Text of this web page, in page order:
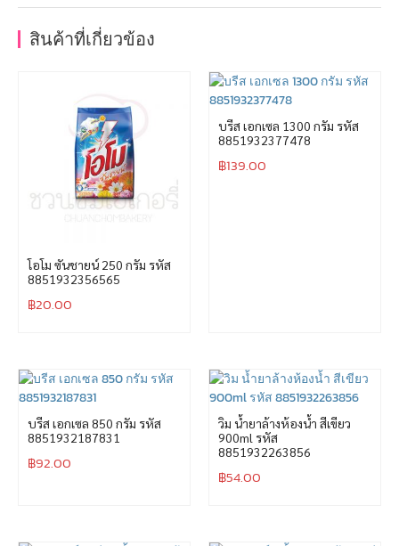
สินค้าที่เกี่ยวข้อง
โอโม ซันชายน์ 250 กรัม รหัส
8851932356565
฿20.00
บรีส เอกเซล 1300 กรัม รหัส
8851932377478
฿139.00
บรีส เอกเซล 850 กรัม รหัส
8851932187831
฿92.00
วิม น้ำยาล้างห้องน้ำ สีเขียว
900ml รหัส
8851932263856
฿54.00